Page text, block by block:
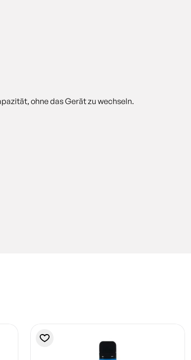
ohne das Gerät zu wechseln.